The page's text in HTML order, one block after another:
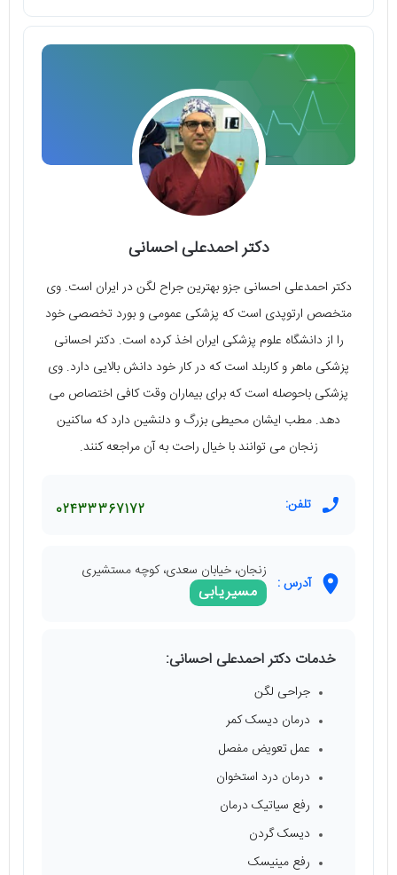
دکتر احمدعلی احسانی
دکتر احمدعلی احسانی جزو بهترین جراح لگن در ایران است. وی
متخصص ارتوپدی است که پزشکی عمومی و بورد تخصصی خود
را از دانشگاه علوم پزشکی ایران اخذ کرده است. دکتر احسانی
پزشکی ماهر و کاربلد است که در کار خود دانش بالایی دارد. وی
پزشکی باحوصله است که برای بیماران وقت کافی اختصاص می
دهد. مطب ایشان محیطی بزرگ و دلنشین دارد که ساکنین
زنجان می توانند با خیال راحت به آن مراجعه کنند.
تلفن: 02433367172
آدرس :
زنجان، خیابان سعدی، کوچه مستشیری
مسیریابی
خدمات دکتر احمدعلی احسانی:
جراحی لگن
درمان دیسک کمر
عمل تعویض مفصل
درمان درد استخوان
رفع سیاتیک درمان
دیسک گردن
رفع مینیسک